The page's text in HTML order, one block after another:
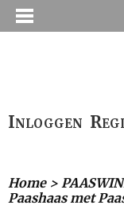
Inloggen
Home>
Paashaas met